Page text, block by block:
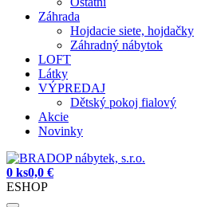
Záhrada
Hojdacie siete, hojdačky
Záhradný nábytok
LOFT
Látky
VÝPREDAJ
Dětský pokoj fialový
Akcie
Novinky
0 ks0,0 €
ESHOP